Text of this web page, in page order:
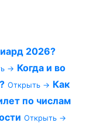
2026?
→ Когда и во
Открыть → Как
по числам
Открыть →